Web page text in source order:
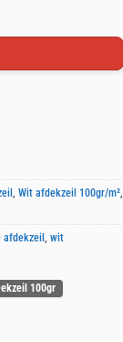
, Wit afdekzeil 100gr/m²,
afdekzeil , wit
100gr